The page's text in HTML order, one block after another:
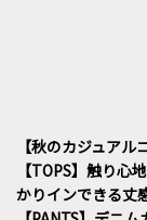
【秋のカジュアル
【TOPS】触り心
かりインできる丈